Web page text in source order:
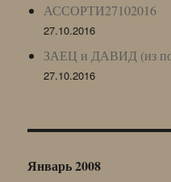
АССОРТИ27102016
27.10.2016
ЗАЕЦ и ДАВИД (из
27.10.2016
Январь 2008